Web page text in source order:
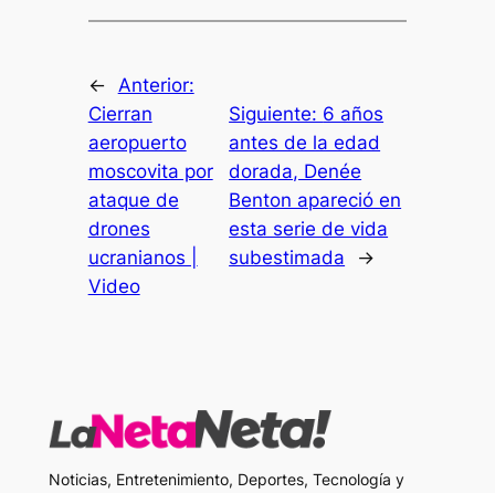
← Anterior:
Cierran
aeropuerto
moscovita por
ataque de
drones
ucranianos |
Video
Siguiente: 6 años
antes de la edad
dorada, Denée
Benton apareció en
esta serie de vida
subestimada
→
Noticias, Entretenimiento, Deportes, Tecnología y